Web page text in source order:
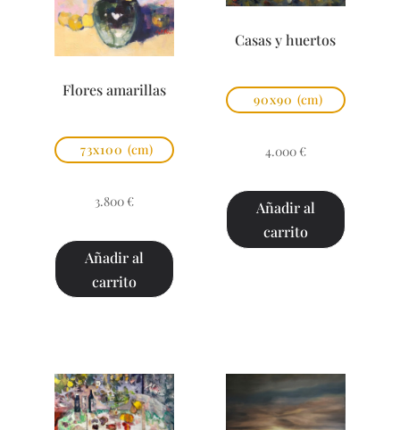
Flores amarillas
73x100 (cm)
3.800 €
Añadir al
carrito
Casas y huertos
90x90 (cm)
4.000 €
Añadir al
carrito